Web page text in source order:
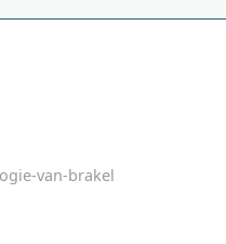
van-brakel